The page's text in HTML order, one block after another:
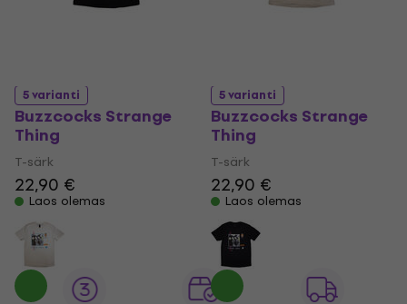
5 varianti
Buzzcocks Strange
Thing
T-särk
22,90 €
Laos olemas
5 varianti
Buzzcocks Strange
Thing
T-särk
22,90 €
Laos olemas